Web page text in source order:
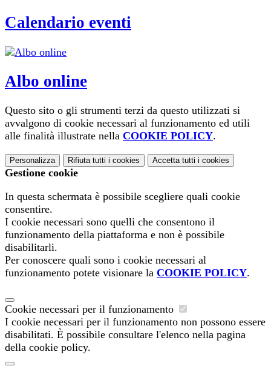
Calendario eventi
Albo online
Questo sito o gli strumenti terzi da questo utilizzati si
avvalgono di cookie necessari al funzionamento ed utili
alle finalità illustrate nella COOKIE POLICY.
Personalizza Rifiuta tutti i cookies Accetta tutti i cookies
Gestione cookie
In questa schermata è possibile scegliere quali cookie
consentire.
I cookie necessari sono quelli che consentono il
funzionamento della piattaforma e non è possibile
disabilitarli.
Per conoscere quali sono i cookie necessari al
funzionamento potete visionare la COOKIE POLICY.
Cookie necessari per il funzionamento
I cookie necessari per il funzionamento non possono essere
disabilitati. È possibile consultare l'elenco nella pagina
della cookie policy.